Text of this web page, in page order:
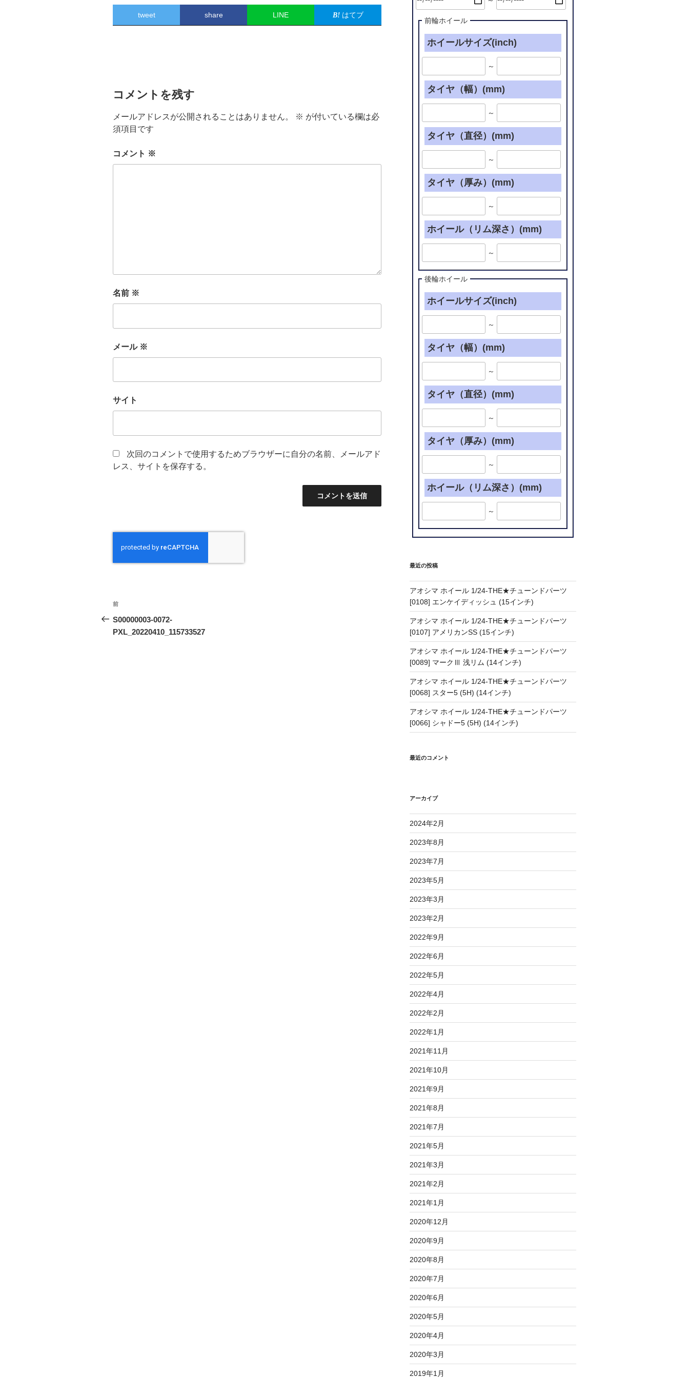
tweet share LINE はてブ
コメントを残す
メールアドレスが公開されることはありません。 ※ が付いている欄は必
須項目です
コメント ※
名前 ※
メール ※
サイト
次回のコメントで使用するためブラウザーに自分の名前、メールアド
レス、サイトを保存する。
投
稿
ナ
前
の
投
前
S00000003-0072-
PXL_20220410_115733527
前輪ホイール
ホイールサイズ(inch)
～
タイヤ（幅）(mm)
～
タイヤ（直径）(mm)
～
タイヤ（厚み）(mm)
～
ホイール（リム深さ）(mm)
～
後輪ホイール
ホイールサイズ(inch)
～
タイヤ（幅）(mm)
～
タイヤ（直径）(mm)
～
タイヤ（厚み）(mm)
～
ホイール（リム深さ）(mm)
～
最近の投稿
アオシマ ホイール 1/24-THE★チューンドパーツ
[0108] エンケイディッシュ (15インチ)
アオシマ ホイール 1/24-THE★チューンドパーツ
[0107] アメリカンSS (15インチ)
アオシマ ホイール 1/24-THE★チューンドパーツ
[0089] マークⅢ 浅リム (14インチ)
アオシマ ホイール 1/24-THE★チューンドパーツ
[0068] スター5 (5H) (14インチ)
アオシマ ホイール 1/24-THE★チューンドパーツ
[0066] シャドー5 (5H) (14インチ)
最近のコメント
アーカイブ
2024年2月
2023年8月
2023年7月
2023年5月
2023年3月
2023年2月
2022年9月
2022年6月
2022年5月
2022年4月
2022年2月
2022年1月
2021年11月
2021年10月
2021年9月
2021年8月
2021年7月
2021年5月
2021年3月
2021年2月
2021年1月
2020年12月
2020年9月
2020年8月
2020年7月
2020年6月
2020年5月
2020年4月
2020年3月
2019年1月